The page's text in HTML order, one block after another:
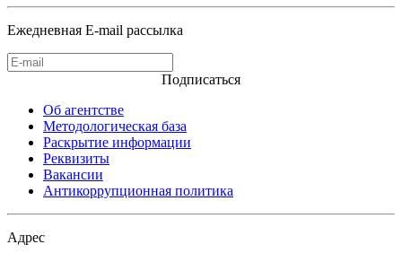
Ежедневная E-mail рассылка
Подписаться
Об агентстве
Методологическая база
Раскрытие информации
Реквизиты
Вакансии
Антикоррупционная политика
Адрес